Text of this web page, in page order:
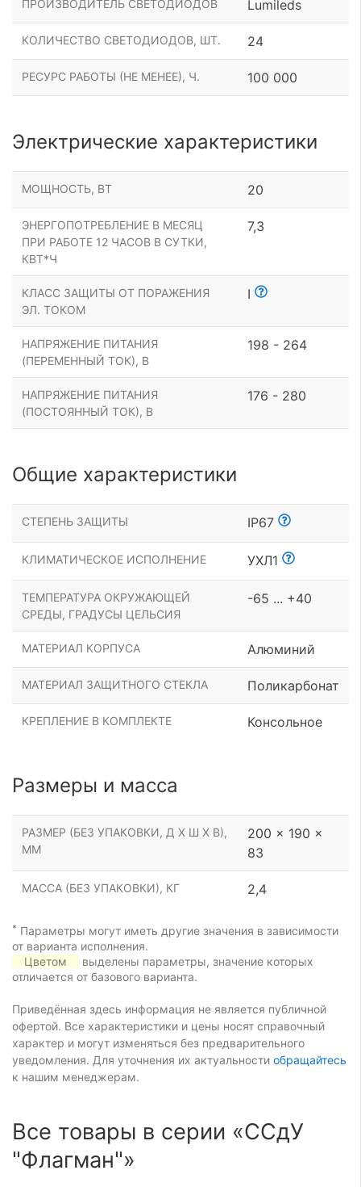
ПРОИЗВОДИТЕЛЬ СВЕТОДИОДОВ Lumileds
КОЛИЧЕСТВО СВЕТОДИОДОВ, ШТ. 24
РЕСУРС РАБОТЫ (НЕ МЕНЕЕ), Ч. 100 000
Электрические характеристики
МОЩНОСТЬ, ВТ 20
ЭНЕРГОПОТРЕБЛЕНИЕ В МЕСЯЦ
ПРИ РАБОТЕ 12 ЧАСОВ В СУТКИ,
КВТ*Ч
7,3
КЛАСС ЗАЩИТЫ ОТ ПОРАЖЕНИЯ
ЭЛ. ТОКОМ
I
НАПРЯЖЕНИЕ ПИТАНИЯ
(ПЕРЕМЕННЫЙ ТОК), В
198 - 264
НАПРЯЖЕНИЕ ПИТАНИЯ
(ПОСТОЯННЫЙ ТОК), В
176 - 280
Общие характеристики
СТЕПЕНЬ ЗАЩИТЫ IP67
КЛИМАТИЧЕСКОЕ ИСПОЛНЕНИЕ УХЛ1
ТЕМПЕРАТУРА ОКРУЖАЮЩЕЙ
СРЕДЫ, ГРАДУСЫ ЦЕЛЬСИЯ
-65 ... +40
МАТЕРИАЛ КОРПУСА Алюминий
МАТЕРИАЛ ЗАЩИТНОГО СТЕКЛА Поликарбонат
КРЕПЛЕНИЕ В КОМПЛЕКТЕ Консольное
Размеры и масса
РАЗМЕР (БЕЗ УПАКОВКИ, Д Х Ш Х В),
ММ
200 x 190 x
83
МАССА (БЕЗ УПАКОВКИ), КГ 2,4
* Параметры могут иметь другие значения в зависимости
от варианта исполнения.
Цветом
выделены параметры, значение которых
отличается от базового варианта.
Приведённая здесь информация не является публичной
офертой. Все характеристики и цены носят справочный
характер и могут изменяться без предварительного
уведомления. Для уточнения их актуальности обращайтесь
к нашим менеджерам.
Все товары в серии «ССдУ
"Флагман"»